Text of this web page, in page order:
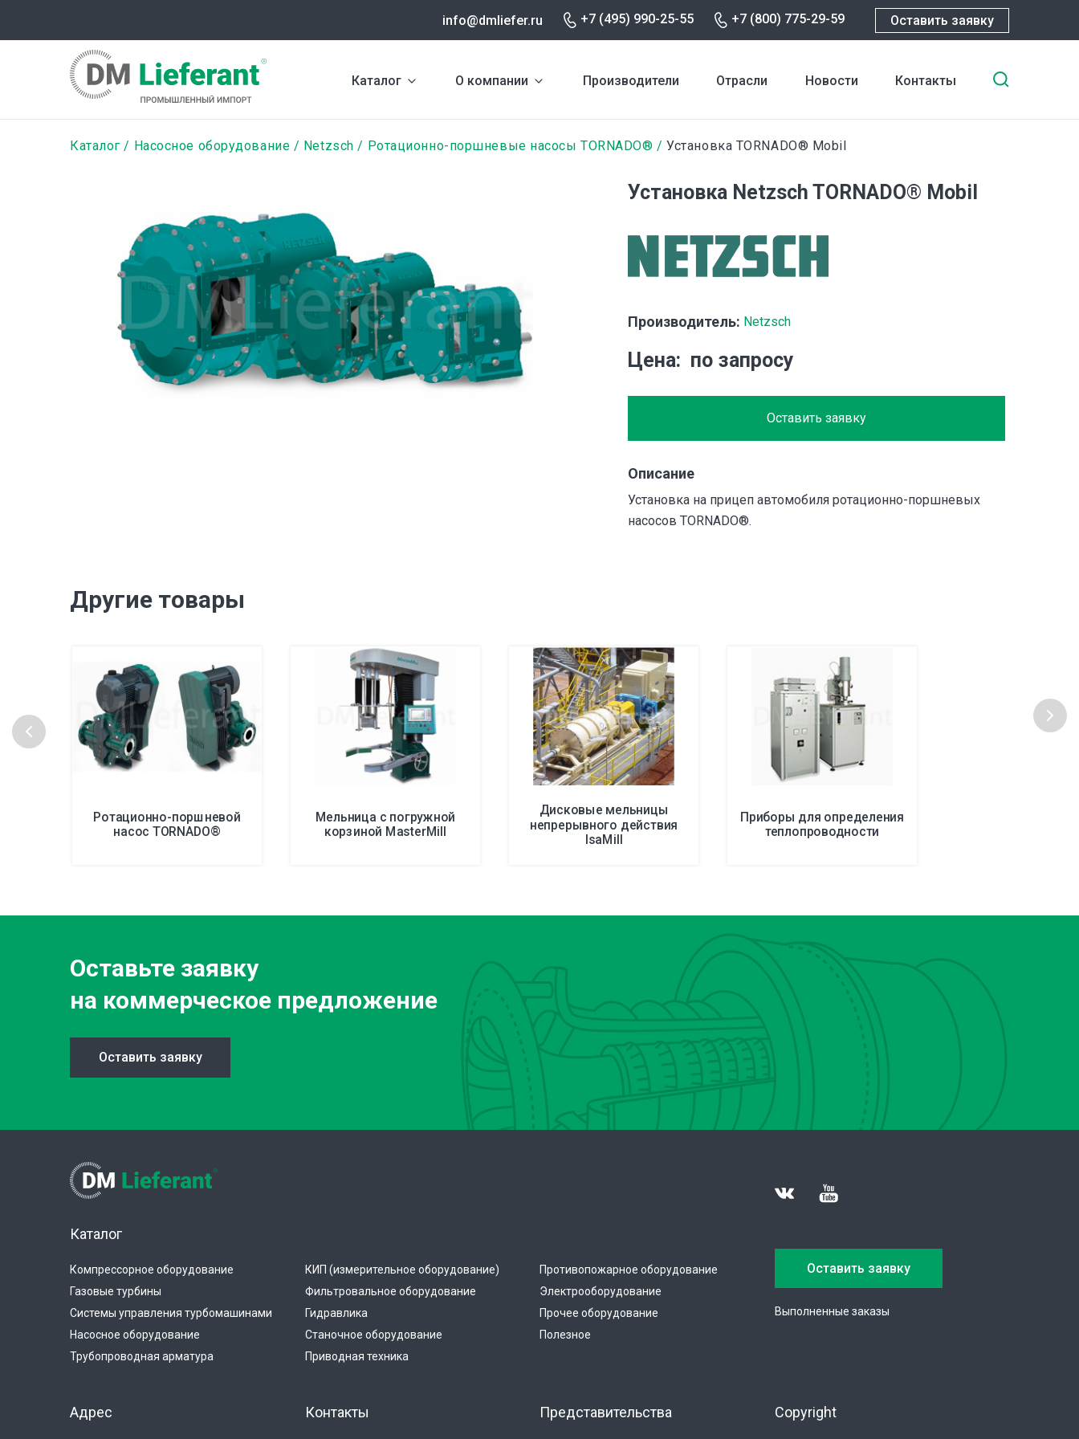
содержанию
info@dmliefer.ru +7 (495) 990-25-55 +7 (800) 775-29-59 Оставить заявку
Каталог О компании Производители Отрасли Новости Контакты
Строка
Каталог Насосное оборудование Netzsch Ротационно-поршневые насосы TORNADO® Установка TORNADO® Mobil
Установка Netzsch TORNADO® Mobil
Производитель: Netzsch
Цена по запросу
Оставить заявку
Описание
Установка на прицеп автомобиля ротационно-поршневых
насосов TORNADO®.
Другие товары
Ротационно-поршневой
насос TORNADO®
Мельница с погружной
корзиной MasterMill
Дисковые мельницы
непрерывного действия
IsaMill
Приборы для определения
теплопроводности
Оставьте заявку
на коммерческое предложение
Оставить заявку
Каталог
Компрессорное оборудование
Газовые турбины
Системы управления турбомашинами
Насосное оборудование
Трубопроводная арматура
КИП (измерительное оборудование)
Фильтровальное оборудование
Гидравлика
Станочное оборудование
Приводная техника
Противопожарное оборудование
Электрооборудование
Прочее оборудование
Полезное
Оставить заявку
Выполненные заказы
Адрес Контакты Представительства Copyright